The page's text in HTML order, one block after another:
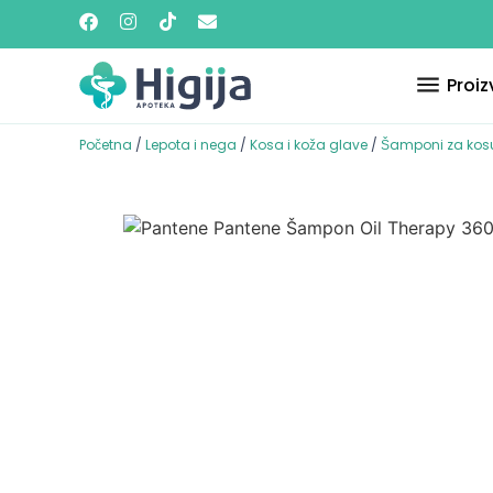
Početna / Lepota i nega / Kosa i koža glave / Šamponi za